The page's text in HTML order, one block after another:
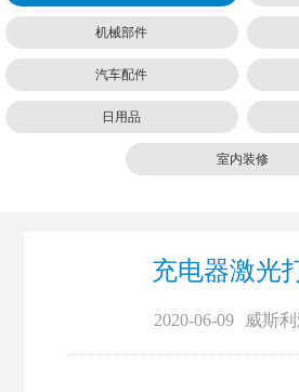
机械部件
汽车配件
日用品
室内装修
充电器激光
2020-06-09 威斯